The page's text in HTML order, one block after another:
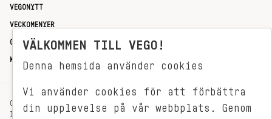
VEGONYTT
VECKOMENYER
OM OSS
KONTAKT
OXENSTIERNSGATAN 33
114 27 STOCKHOLM
VÄLKOMMEN TILL VEGO!
Denna hemsida använder cookies
Vi använder cookies för att förbättra
din upplevelse på vår webbplats. Genom